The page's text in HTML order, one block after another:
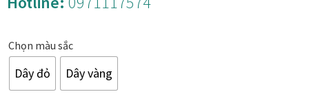
Chọn màu sắc
Dây đỏ Dây vàng